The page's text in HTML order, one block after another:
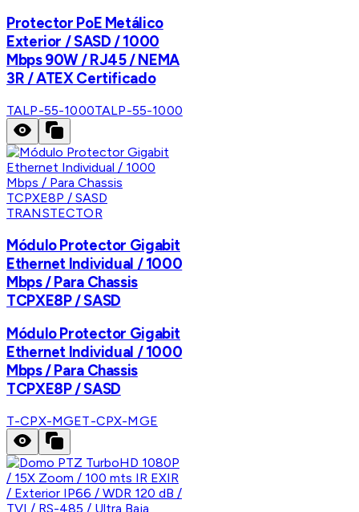
Protector PoE Metálico
Exterior / SASD / 1000
Mbps 90W / RJ45 / NEMA
3R / ATEX Certificado
TALP-55-1000TALP-55-1000
TRANSTECTOR
Módulo Protector Gigabit
Ethernet Individual / 1000
Mbps / Para Chassis
TCPXE8P / SASD
Módulo Protector Gigabit
Ethernet Individual / 1000
Mbps / Para Chassis
TCPXE8P / SASD
T-CPX-MGET-CPX-MGE